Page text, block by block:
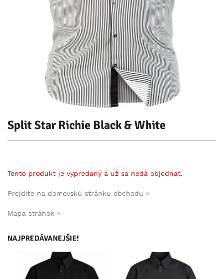
Split Star Richie Black & White
Tento produkt je vypredaný a už sa nedá objednať.
Prejdite na domovskú stránku obchodu »
Mapa stránok »
NAJPREDÁVANEJŠIE!